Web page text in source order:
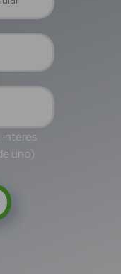
interes
uno)